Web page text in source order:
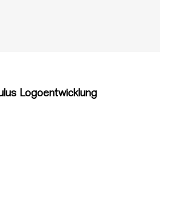
Logoentwicklung